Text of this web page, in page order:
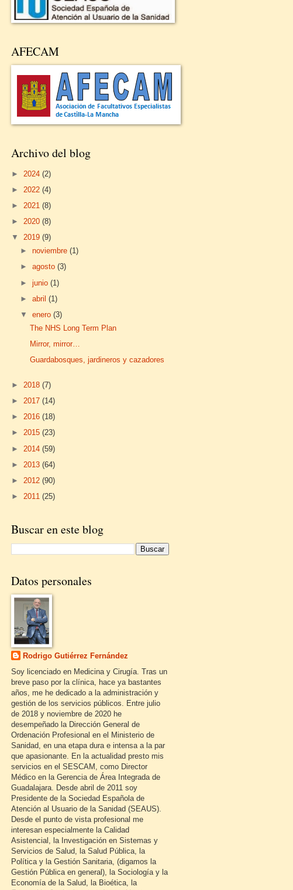
AFECAM
Archivo del blog
► 2024 (2)
► 2022 (4)
► 2021 (8)
► 2020 (8)
▼ 2019 (9)
►noviembre(1)
►agosto(3)
►junio(1)
►abril(1)
▼enero(3)
The NHS Long Term Plan
Mirror, mirror…
Guardabosques, jardineros y cazadores
► 2018 (7)
► 2017 (14)
► 2016 (18)
► 2015 (23)
► 2014 (59)
► 2013 (64)
► 2012 (90)
► 2011 (25)
Buscar en este blog
Datos personales
Rodrigo Gutiérrez Fernández
Soy licenciado en Medicina y Cirugía. Tras un
breve paso por la clínica, hace ya bastantes
años, me he dedicado a la administración y
gestión de los servicios públicos. Entre julio
de 2018 y noviembre de 2020 he
desempeñado la Dirección General de
Ordenación Profesional en el Ministerio de
Sanidad, en una etapa dura e intensa a la par
que apasionante. En la actualidad presto mis
servicios en el SESCAM, como Director
Médico en la Gerencia de Área Integrada de
Guadalajara. Desde abril de 2011 soy
Presidente de la Sociedad Española de
Atención al Usuario de la Sanidad (SEAUS).
Desde el punto de vista profesional me
interesan especialmente la Calidad
Asistencial, la Investigación en Sistemas y
Servicios de Salud, la Salud Pública, la
Política y la Gestión Sanitaria, (digamos la
Gestión Pública en general), la Sociología y la
Economía de la Salud, la Bioética, la